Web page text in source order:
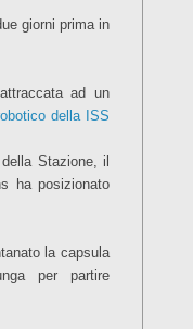
giorni prima in
ad un
della ISS
Stazione, il
ha posizionato
la capsula
per partire